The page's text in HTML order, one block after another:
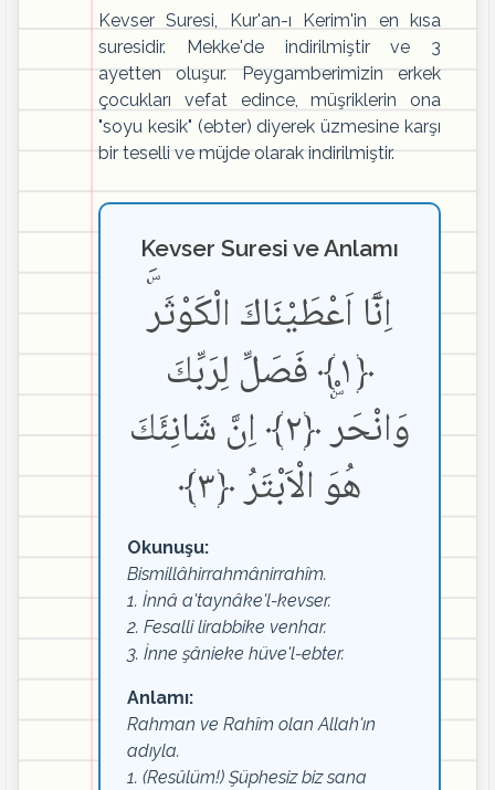
Kevser Suresi, Kur'an-ı Kerim'in en kısa
suresidir. Mekke'de indirilmiştir ve 3
ayetten oluşur. Peygamberimizin erkek
çocukları vefat edince, müşriklerin ona
"soyu kesik" (ebter) diyerek üzmesine karşı
bir teselli ve müjde olarak indirilmiştir.
Kevser Suresi ve Anlamı
اِنَّٓا اَعْطَيْنَاكَ الْكَوْثَرَۜ
﴿١﴾ فَصَلِّ لِرَبِّكَ
وَانْحَرْۜ ﴿٢﴾ اِنَّ شَانِئَكَ
هُوَ الْاَبْتَرُ ﴿٣﴾
Okunuşu:
Bismillâhirrahmânirrahîm.
1. İnnâ a'taynâke'l-kevser.
2. Fesalli lirabbike venhar.
3. İnne şânieke hüve'l-ebter.
Anlamı:
Rahman ve Rahîm olan Allah'ın
adıyla.
1. (Resûlüm!) Şüphesiz biz sana